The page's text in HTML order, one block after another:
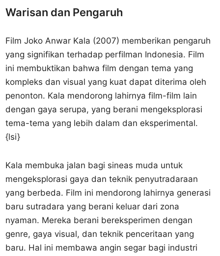
Warisan dan Pengaruh
Film Joko Anwar Kala (2007) memberikan pengaruh
yang signifikan terhadap perfilman Indonesia. Film
ini membuktikan bahwa film dengan tema yang
kompleks dan visual yang kuat dapat diterima oleh
penonton. Kala mendorong lahirnya film-film lain
dengan gaya serupa, yang berani mengeksplorasi
tema-tema yang lebih dalam dan eksperimental.
{lsi}
Kala membuka jalan bagi sineas muda untuk
mengeksplorasi gaya dan teknik penyutradaraan
yang berbeda. Film ini mendorong lahirnya generasi
baru sutradara yang berani keluar dari zona
nyaman. Mereka berani bereksperimen dengan
genre, gaya visual, dan teknik penceritaan yang
baru. Hal ini membawa angin segar bagi industri